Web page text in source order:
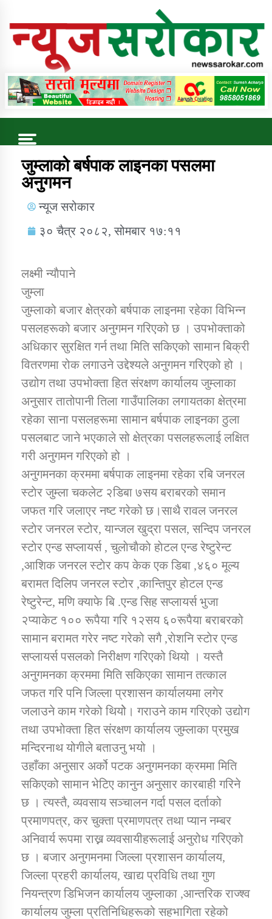
Online News Portal
Trending Now
कुषि बिकास कार्यालय जुम्ला सुचना सन्देश
डिभिजन कार्यालय जुम्लाको सुचना सन्देश
कर्णाली प्रविधि शिक्षालय जुम्लाको सुचना
सामाजिक बिकास कार्यालय जुम्लाकाे सुचना
कार्यक्रम कार्यान्वयन एकाई जुम्लाको सुचना
कर्णाली प्राविधि शिक्षालय जुम्लाको सुचना
तातोपानी गाउँपालिकाको न्यायिक समिति सम्बन्धी सन्देश
तातोपानी गाउँपालिका जुम्लाको महिला तथा लैङ्गिक हिंसा
सम्बन्धी सूचना सन्देश
तातोपानी गाउँपालिका जुम्लाको महिनावारी सम्बन्धिकाे
सन्देश
जुम्लाको बर्षपाक लाइनका पसलमा
अनुगमन
न्यूज सरोकार
३० चैत्र २०८२, सोमबार १७:११
लक्ष्मी न्याैपाने
जुम्ला
जुम्लाको बजार क्षेत्रको बर्षपाक लाइनमा रहेका विभिन्न
पसलहरूको बजार अनुगमन गरिएको छ । उपभोक्ताको
अधिकार सुरक्षित गर्न तथा मिति सकिएको सामान बिक्री
वितरणमा रोक लगाउने उद्देश्यले अनुगमन गरिएको हो ।
उद्योग तथा उपभोक्ता हित संरक्षण कार्यालय जुम्लाका
अनुसार तातोपानी तिला गाउँपालिका लगायतका क्षेत्रमा
रहेका साना पसलहरूमा सामान बर्षपाक लाइनका ठुला
पसलबाट जाने भएकाले सो क्षेत्रका पसलहरूलाई लक्षित
गरी अनुगमन गरिएको हो ।
अनुगमनका क्रममा बर्षपाक लाइनमा रहेका रबि जनरल
स्टाेर जुम्ला चकलेट २डिबा ७सय बराबरको समान
जफत गरि जलाएर नष्ट गरेको छ।साथै रावल जनरल
स्टाेर जनरल स्टोर, यान्जल खुद्रा पसल, सन्दिप जनरल
स्टाेर एन्ड सप्लायर्स , चुलाेचाैकाे हाेटल एन्ड रेष्टुरेन्ट
,आशिक जनरल स्टाेर कप केक एक डिबा ,४६० मूल्य
बरामत दिलिप जनरल स्टाेर ,कान्तिपुर हाेटल एन्ड
रेष्टुरेन्ट, मणि क्याफे बि .एन्ड सिह सप्लायर्स भुजा
२प्याकेट १०० रूपैया गरि १२सय ६०रूपैया बराबरको
सामान बरामत गरेर नष्ट गरेको सगै ,राेशनि स्टाेर एन्ड
सप्लायर्स पसलको निरीक्षण गरिएको थियो । यस्तै
अनुगमनका क्रममा मिति सकिएका सामान तत्काल
जफत गरि पनि जिल्ला प्रशासन कार्यालयमा लगेर
जलाउने काम गरेको थियोे। गराउने काम गरिएको उद्योग
तथा उपभोक्ता हित संरक्षण कार्यालय जुम्लाका प्रमुख
मन्दिरनाथ योगीले बताउनु भयो ।
उहाँका अनुसार अर्को पटक अनुगमनका क्रममा मिति
सकिएको सामान भेटिए कानुन अनुसार कारबाही गरिने
छ । त्यस्तै, व्यवसाय सञ्चालन गर्दा पसल दर्ताको
प्रमाणपत्र, कर चुक्ता प्रमाणपत्र तथा प्यान नम्बर
अनिवार्य रूपमा राख्न व्यवसायीहरूलाई अनुरोध गरिएको
छ । बजार अनुगमनमा जिल्ला प्रशासन कार्यालय,
जिल्ला प्रहरी कार्यालय, खाद्य प्रविधि तथा गुण
नियन्त्रण डिभिजन कार्यालय जुम्लाका ,आन्तरिक राज्श्व
कार्यालय जुम्ला प्रतिनिधिहरूको सहभागिता रहेको